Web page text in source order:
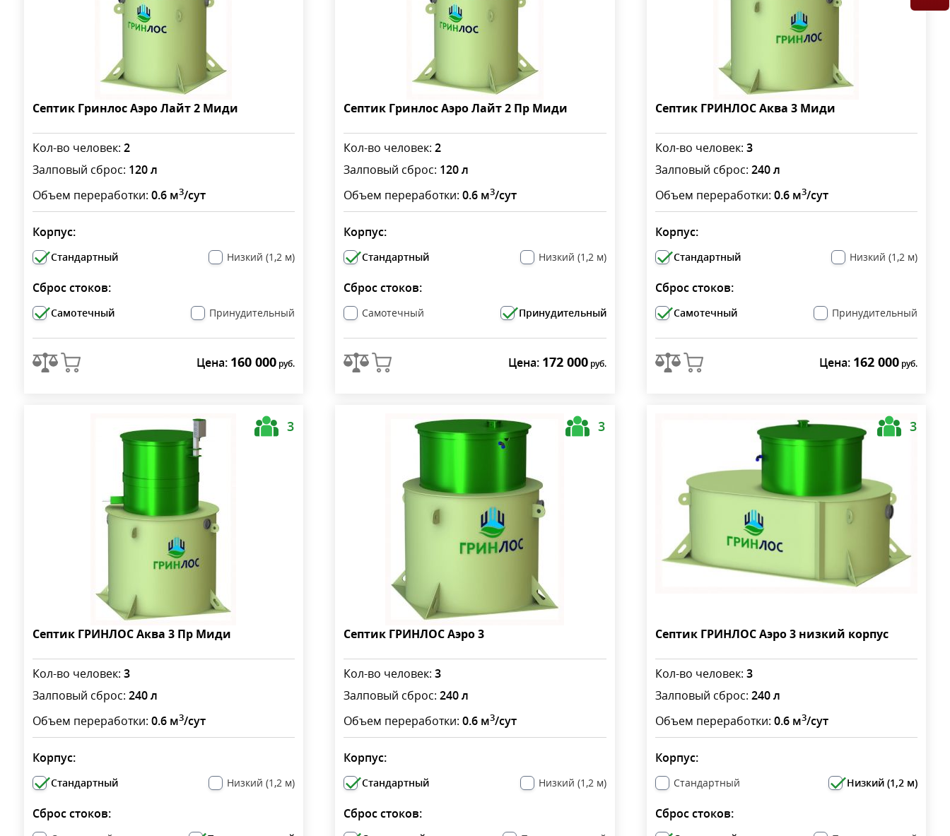
Септик Гринлос Аэро Лайт 2 Миди
Кол-во человек: 2
Залповый сброс: 120 л
Объем переработки: 0.6 м3/сут
Корпус:
Стандартный Низкий (1,2 м)
Сброс стоков:
Самотечный Принудительный
Цена: 160 000 руб.
Септик Гринлос Аэро Лайт 2 Пр Миди
Кол-во человек:2
Залповый сброс: 120 л
Объем переработки:0.6 м3/сут
Корпус:
Стандартный Низкий (1,2 м)
Сброс стоков:
Самотечный Принудительный
Цена: 172 000руб.
Септик ГРИНЛОС Аква 3 Миди
Кол-во человек: 3
Залповый сброс: 240 л
Объем переработки: 0.6 м3/сут
Корпус:
Стандартный Низкий (1,2 м)
Сброс стоков:
Самотечный Принудительный
Цена: 162 000 руб.
Септик ГРИНЛОС Аква 3 Пр Миди
3
Кол-во человек: 3
Залповый сброс: 240 л
Объем переработки: 0.6 м3/сут
Корпус:
Стандартный Низкий (1,2 м)
Сброс стоков:
Септик ГРИНЛОС Аэро 3
3
Кол-во человек:3
Залповый сброс:240 л
Объем переработки:0.6 м3/сут
Корпус:
Стандартный Низкий (1,2 м)
Сброс стоков:
Септик ГРИНЛОС Аэро 3 низкий корпус
3
Кол-во человек: 3
Залповый сброс: 240 л
Объем переработки: 0.6 м3/сут
Корпус:
Стандартный Низкий (1,2 м)
Сброс стоков: